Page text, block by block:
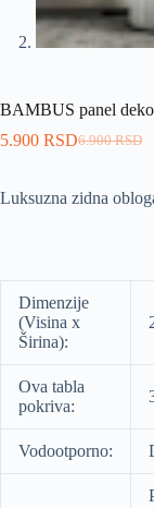
BAMBUS panel
6.900RSD
5.900 RSD
Luksuzna zidna
Dimenzije
(Visina x
Širina):
Ova tabla
pokriva:
Vodootporno: